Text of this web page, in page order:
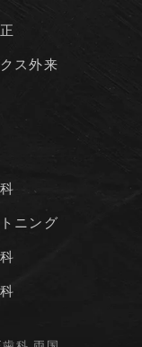
ス外来
ニング